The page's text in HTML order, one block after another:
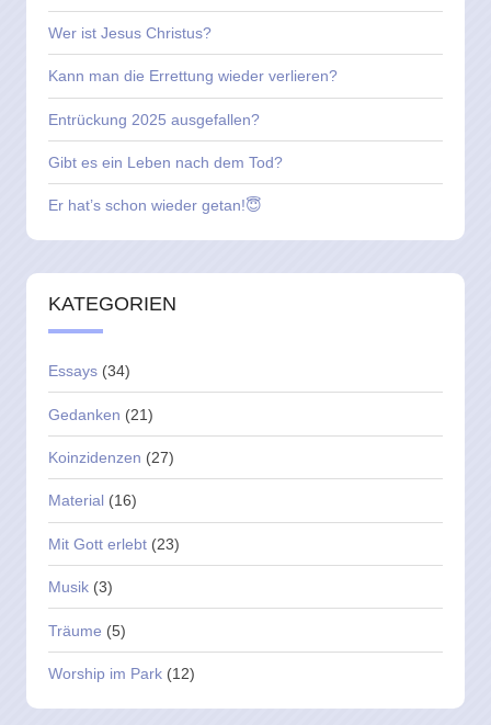
Wer ist Jesus Christus?
Kann man die Errettung wieder verlieren?
Entrückung 2025 ausgefallen?
Gibt es ein Leben nach dem Tod?
Er hat’s schon wieder getan!😇
KATEGORIEN
Essays (34)
Gedanken (21)
Koinzidenzen (27)
Material (16)
Mit Gott erlebt (23)
Musik (3)
Träume (5)
Worship im Park (12)